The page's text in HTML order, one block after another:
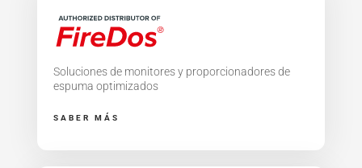
Soluciones de monitores y proporcionadores de
espuma optimizados
SABER MÁS